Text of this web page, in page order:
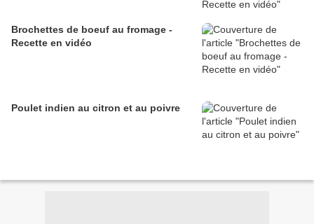
Brochettes de boeuf au fromage -
Recette en vidéo
Poulet indien au citron et au poivre